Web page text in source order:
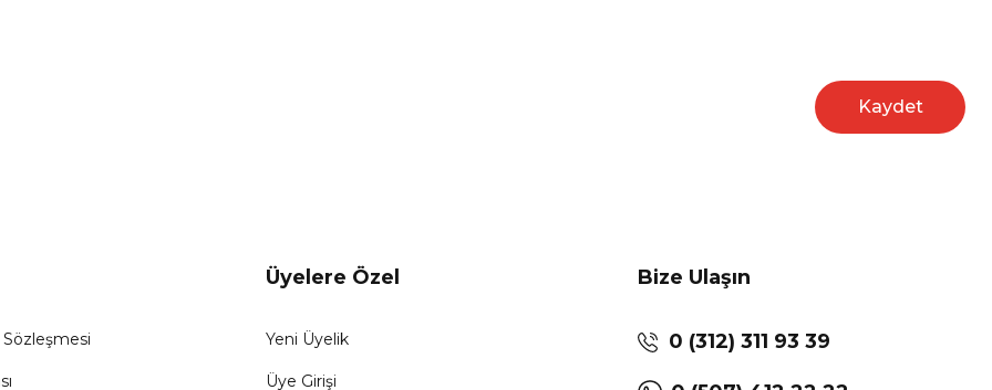
Kaydet
Sözleşmesi
Üyelere Özel
Yeni Üyelik
Üye Girişi
Bize Ulaşın
0 (312) 311 93 39